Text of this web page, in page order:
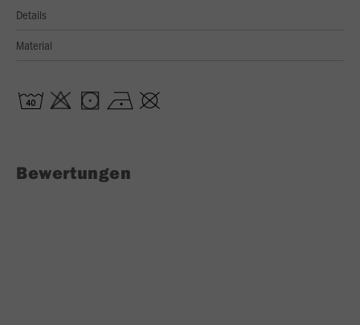
Details
Material
Bewertungen